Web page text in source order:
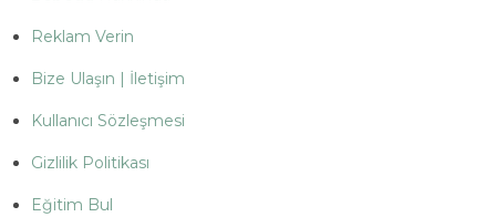
Reklam Verin
Bize Ulaşın | İletişim
Kullanıcı Sözleşmesi
Gizlilik Politikası
Eğitim Bul